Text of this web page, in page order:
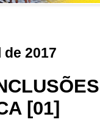
2017
[01]